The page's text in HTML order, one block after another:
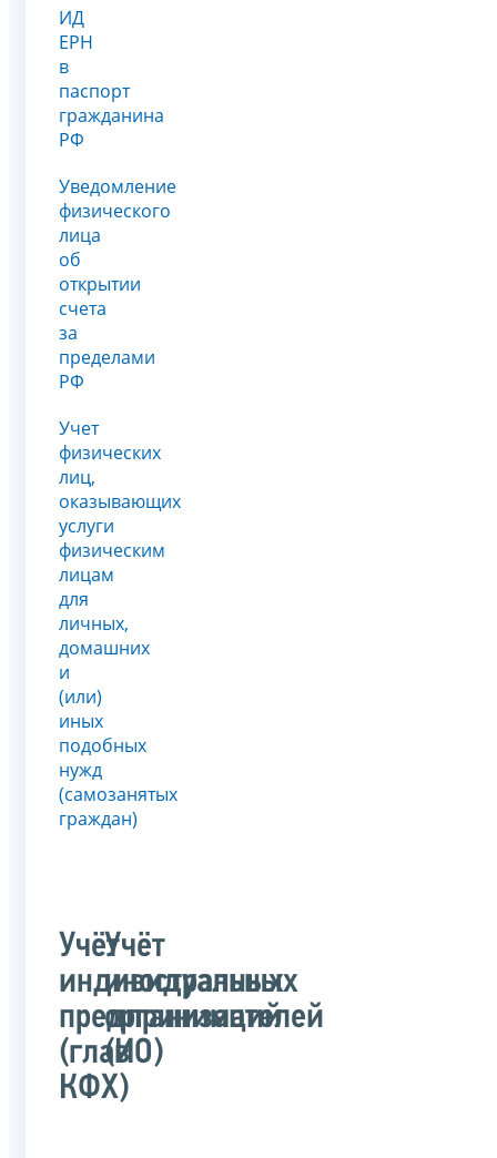
ИД
ЕРН
в
паспорт
гражданина
РФ
Уведомление
физического
лица
об
открытии
счета
за
пределами
РФ
Учет
физических
лиц,
оказывающих
услуги
физическим
лицам
для
личных,
домашних
и
(или)
иных
подобных
нужд
(самозанятых
граждан)
Учёт
индивидуальных
предпринимателей
(глав
КФХ)
Учёт
иностранных
организаций
(ИО)